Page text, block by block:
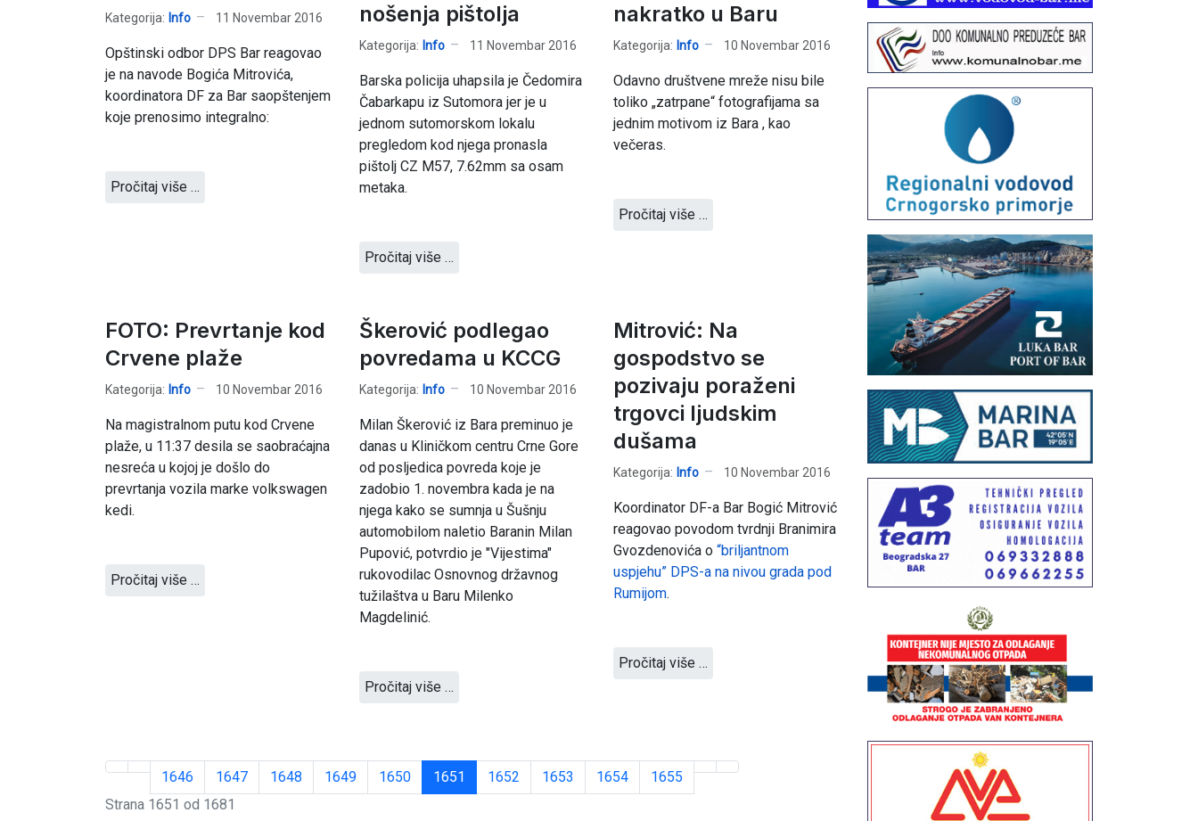
Kategorija: Info 11 Novembar 2016
Opštinski odbor DPS Bar reagovao
je na navode Bogića Mitrovića,
koordinatora DF za Bar saopštenjem
koje prenosimo integralno:
Pročitaj više …
nošenja pištolja
Kategorija: Info 11 Novembar 2016
Barska policija uhapsila je Čedomira
Čabarkapu iz Sutomora jer je u
jednom sutomorskom lokalu
pregledom kod njega pronasla
pištolj CZ M57, 7.62mm sa osam
metaka.
Pročitaj više …
nakratko u Baru
Kategorija: Info 10 Novembar 2016
Odavno društvene mreže nisu bile
toliko „zatrpane“ fotografijama sa
jednim motivom iz Bara , kao
večeras.
Pročitaj više …
FOTO: Prevrtanje kod
Crvene plaže
Kategorija: Info 10 Novembar 2016
Na magistralnom putu kod Crvene
plaže, u 11:37 desila se saobraćajna
nesreća u kojoj je došlo do
prevrtanja vozila marke volkswagen
kedi.
Pročitaj više …
Škerović podlegao
povredama u KCCG
Kategorija: Info 10 Novembar 2016
Milan Škerović iz Bara preminuo je
danas u Kliničkom centru Crne Gore
od posljedica povreda koje je
zadobio 1. novembra kada je na
njega kako se sumnja u Šušnju
automobilom naletio Baranin Milan
Pupović, potvrdio je "Vijestima"
rukovodilac Osnovnog državnog
tužilaštva u Baru Milenko
Magdelinić.
Pročitaj više …
Mitrović: Na
gospodstvo se
pozivaju poraženi
trgovci ljudskim
dušama
Kategorija: Info 10 Novembar 2016
Koordinator DF-a Bar Bogić Mitrović
reagovao povodom tvrdnji Branimira
Gvozdenovića o “briljantnom
uspjehu” DPS-a na nivou grada pod
Rumijom.
Pročitaj više …
1646 1647 1648 1649 1650 1651 1652 1653 1654
1655
Strana 1651 od 1681